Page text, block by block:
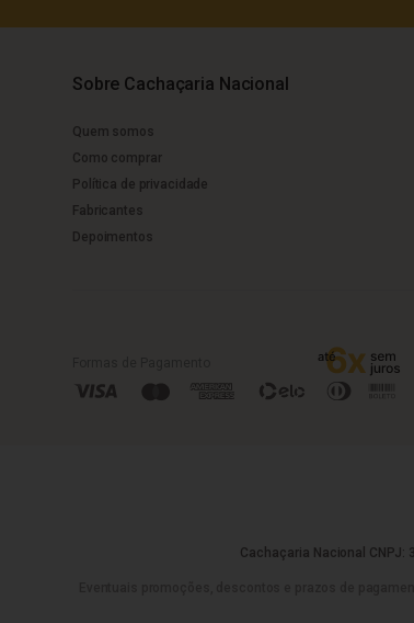
Sobre Cachaçaria Nacional
Quem somos
Como comprar
Política de privacidade
Fabricantes
Depoimentos
Cachaçaria Nacional CNPJ: